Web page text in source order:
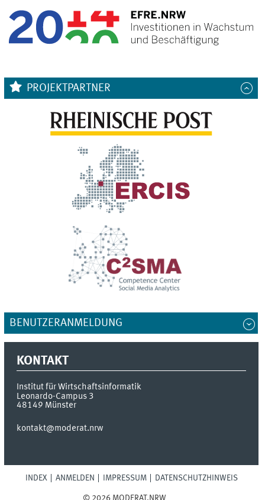
PROJEKTPARTNER
BENUTZERANMELDUNG
KONTAKT
Institut für Wirtschaftsinformatik
Leonardo-Campus 3
48149 Münster
kontakt@moderat.nrw
INDEX ANMELDEN IMPRESSUM DATENSCHUTZHINWEIS